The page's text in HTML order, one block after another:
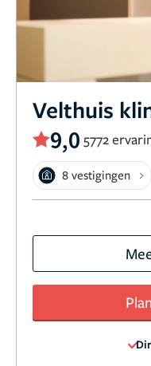
Velthuis
9,0 5772
8 vestigingen